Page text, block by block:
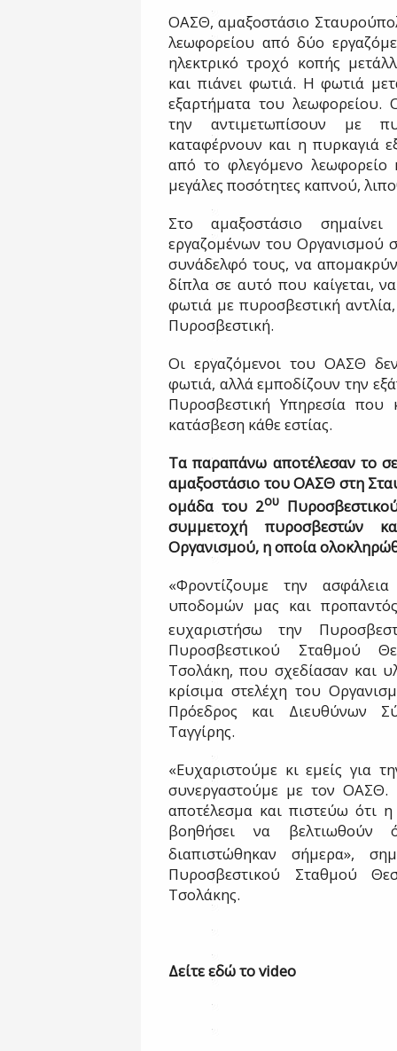
ΟΑΣΘ, αμαξοστάσιο
λεωφορείου από δύο
ηλεκτρικό τροχό κοπής
και πιάνει φωτιά. Η φωτιά
εξαρτήματα του λεωφορείου.
την αντιμετωπίσουν με
καταφέρνουν και η πυρκαγιά
από το φλεγόμενο λεωφορείο
μεγάλες ποσότητες καπνού,
Στο αμαξοστάσιο σημαίνει
εργαζομένων του Οργανισμού
συνάδελφό τους, να
δίπλα σε αυτό που καίγεται,
φωτιά με πυροσβεστική
Πυροσβεστική.
Οι εργαζόμενοι του ΟΑΣΘ
φωτιά, αλλά εμποδίζουν την
Πυροσβεστική Υπηρεσία που
κατάσβεση κάθε εστίας.
Τα παραπάνω αποτέλεσαν το
αμαξοστάσιο του ΟΑΣΘ στη
ομάδα του 2ου
συμμετοχή πυροσβεστών
Οργανισμού, η οποία
«Φροντίζουμε την
υποδομών μας και
ευχαριστήσω την
Πυροσβεστικού Σταθμού
Τσολάκη, που σχεδίασαν και
κρίσιμα στελέχη του
Πρόεδρος και Διευθύνων
Ταγγίρης.
«Ευχαριστούμε κι εμείς για
συνεργαστούμε με τον ΟΑΣΘ.
αποτέλεσμα και πιστεύω ότι
βοηθήσει να βελτιωθούν
διαπιστώθηκαν σήμερα»,
Πυροσβεστικού Σταθμού
Τσολάκης.
Δείτε εδώ τοvideo